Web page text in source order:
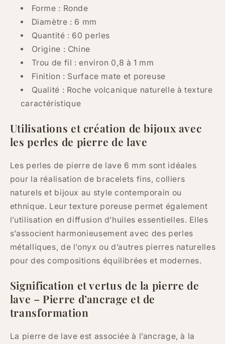
Forme : Ronde
Diamètre : 6 mm
Quantité : 60 perles
Origine : Chine
Trou de fil : environ 0,8 à 1 mm
Finition : Surface mate et poreuse
Qualité : Roche volcanique naturelle à texture
caractéristique
Utilisations et création de bijoux avec
les perles de pierre de lave
Les perles de pierre de lave 6 mm sont idéales
pour la réalisation de bracelets fins, colliers
naturels et bijoux au style contemporain ou
ethnique. Leur texture poreuse permet également
l’utilisation en diffusion d’huiles essentielles. Elles
s’associent harmonieusement avec des perles
métalliques, de l’onyx ou d’autres pierres naturelles
pour des compositions équilibrées et modernes.
Signification et vertus de la pierre de
lave – Pierre d’ancrage et de
transformation
La pierre de lave est associée à l’ancrage, à la